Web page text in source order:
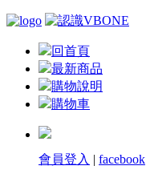
回首頁
最新商品
購物說明
購物車
會員登入 | facebook